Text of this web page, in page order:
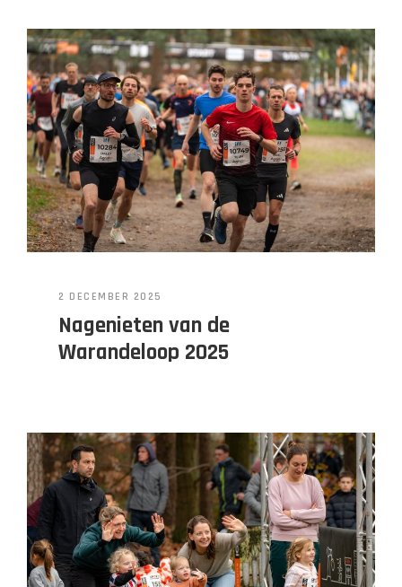
2 DECEMBER 2025
Nagenieten van de
Warandeloop 2025